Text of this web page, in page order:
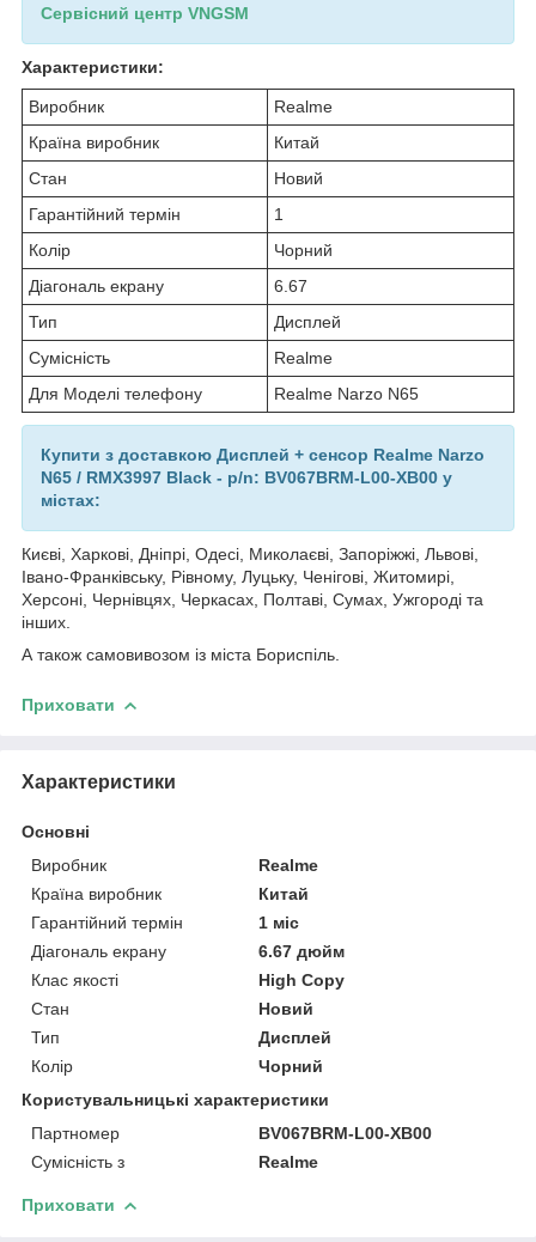
Сервісний центр VNGSM
Характеристики:
Виробник
Realme
Країна виробник
Китай
Стан
Новий
Гарантійний термін
1
Колір
Чорний
Діагональ екрану
6.67
Тип
Дисплей
Сумісність
Realme
Для Моделі телефону
Realme Narzo N65
Купити з доставкою Дисплей + сенсор Realme Narzo
N65 / RMX3997 Black - p/n: BV067BRM-L00-XB00 у
містах:
Києві, Харкові, Дніпрі, Одесі, Миколаєві, Запоріжжі, Львові,
Івано-Франківську, Рівному, Луцьку, Ченігові, Житомирі,
Херсоні, Чернівцях, Черкасах, Полтаві, Сумах, Ужгороді та
інших.
А також самовивозом із міста Бориспіль.
Приховати
Характеристики
Основні
Виробник
Realme
Країна виробник
Китай
Гарантійний термін
1 міс
Діагональ екрану
6.67 дюйм
Клас якості
High Copy
Стан
Новий
Тип
Дисплей
Колір
Чорний
Користувальницькі характеристики
Партномер
BV067BRM-L00-XB00
Сумісність з
Realme
Приховати